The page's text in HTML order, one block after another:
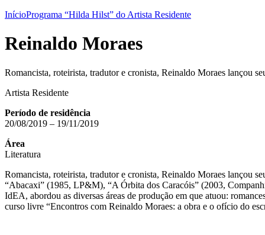
InícioPrograma “Hilda Hilst” do Artista Residente
Reinaldo Moraes
Romancista, roteirista, tradutor e cronista, Reinaldo Moraes lançou
Artista Residente
Período de residência
20/08/2019 – 19/11/2019
Área
Literatura
Romancista, roteirista, tradutor e cronista, Reinaldo Moraes lançou
“Abacaxi” (1985, LP&M), “A Órbita dos Caracóis” (2003,
IdEA, abordou as diversas áreas de produção em que atuou:
curso livre “Encontros com Reinaldo Moraes: a obra e o ofício do